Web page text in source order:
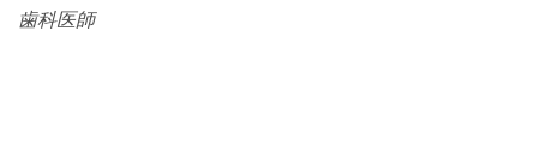
歯科医師